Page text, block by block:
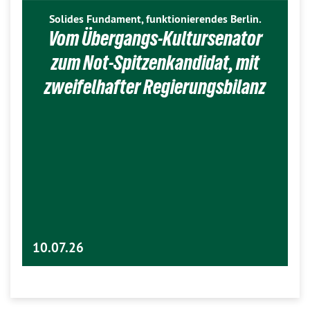
Solides Fundament, funktionierendes Berlin.
Vom Übergangs-Kultursenator
zum Not-Spitzenkandidat, mit
zweifelhafter Regierungsbilanz
10.07.26